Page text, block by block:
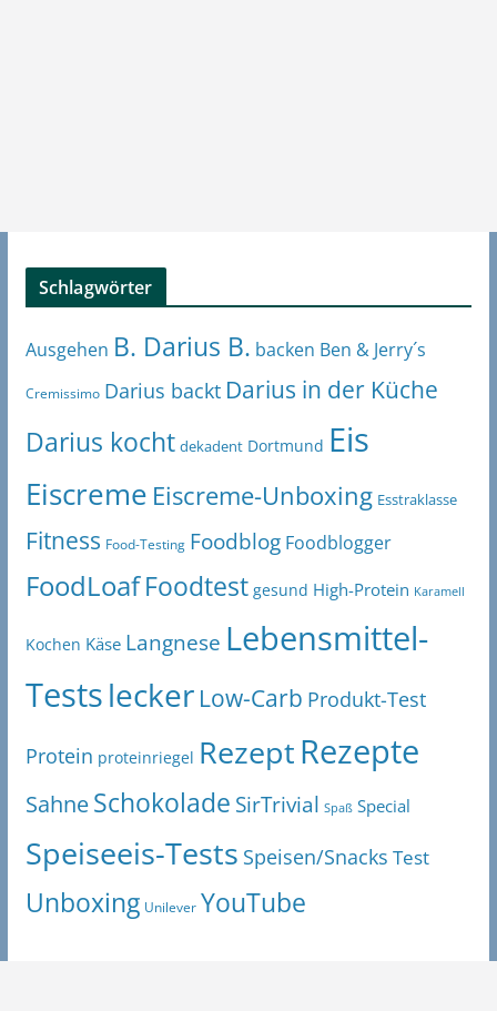
Schlagwörter
Ausgehen B. Darius B. backen Ben & Jerry´s
Cremissimo Darius backt Darius in der Küche
Darius kocht dekadent Dortmund Eis
Eiscreme Eiscreme-Unboxing Esstraklasse
Fitness Food-Testing Foodblog Foodblogger
FoodLoaf Foodtest gesund High-Protein Karamell
Kochen Käse Langnese Lebensmittel-
Testslecker Low-Carb Produkt-Test
Protein proteinriegel RezeptRezepte
SahneSchokolade SirTrivial Spaß Special
Speiseeis-Tests Speisen/Snacks Test
Unboxing Unilever YouTube